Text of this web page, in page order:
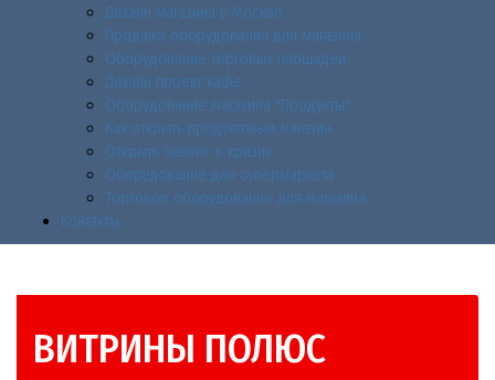
Дизайн магазина в Москве
Продажа оборудования для магазина
Оборудование торговых площадей
Дизайн проект кафе
Оборудование магазина "Продукты"
Как открыть продуктовый магазин
Открыть бизнес в кризис
Оборудование для супермаркета
Торговое оборудование для магазина
Контакты
ВИТРИНЫ ПОЛЮС